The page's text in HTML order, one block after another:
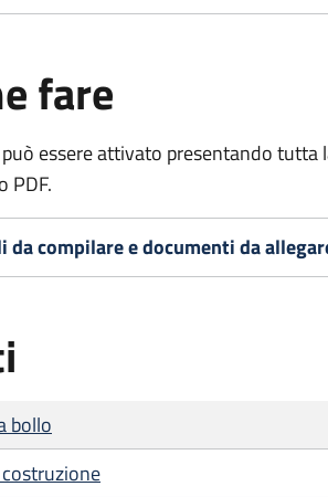
fare
essere attivato presentando
PDF.
da compilare e documenti da
bollo